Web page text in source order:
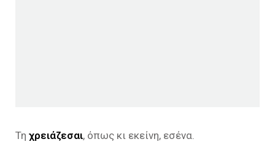
Τη χρειάζεσαι, όπως κι εκείνη, εσένα.